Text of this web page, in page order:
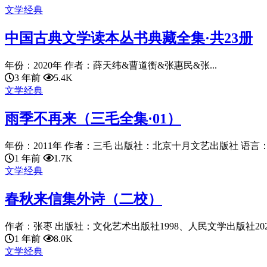
文学经典
中国古典文学读本丛书典藏全集·共23册
年份：2020年 作者：薛天纬&曹道衡&张惠民&张...
3 年前
5.4K
文学经典
雨季不再来（三毛全集·01）
年份：2011年 作者：三毛 出版社：北京十月文艺出版社 语言：
1 年前
1.7K
文学经典
春秋来信集外诗（二校）
作者：张枣 出版社：文化艺术出版社1998、人民文学出版社
1 年前
8.0K
文学经典